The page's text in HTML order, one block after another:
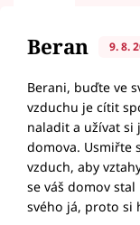
Beran 9. 8.
Berani, buďte ve
vzduchu je cítit
naladit a užívat si
domova. Usmiřte
vzduch, aby
se váš domov
svého já, proto si